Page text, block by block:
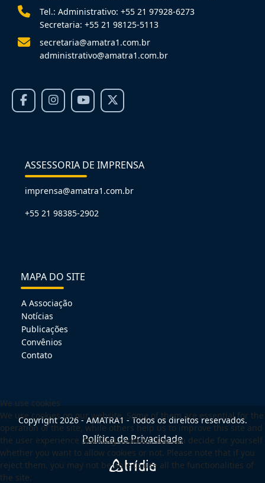
Tel.: Administrativo: +55 21 97928-6273
Secretaria: +55 21 98125-5113
secretaria@amatra1.com.br
administrativo@amatra1.com.br
ASSESSORIA DE IMPRENSA
imprensa@amatra1.com.br
+55 21 98385-2902
MAPA DO SITE
A Associação
Notícias
Publicações
Convênios
Contato
Copyright 2026 - AMATRA1 - Todos os direitos reservados.
Política de Privacidade
We use cookies
We use cookies on our website. Some of them are essential for the
operation of the site, while others help us to improve this site and
the user experience (tracking cookies). You can decide for yourself
whether you want to allow cookies or not. Please note that if you
reject them, you may not be able to use all the functionalities of
the site.